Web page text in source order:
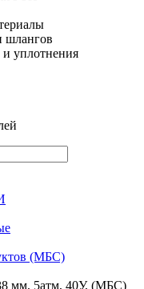
шлангов
уплотнения
(МБС)
мм, 5атм, 40У, (МБС)